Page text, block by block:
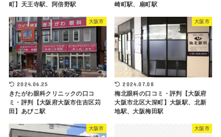
町】天王寺駅、阿倍野駅
崎町駅、扇町駅
大阪市
2024.06.25
きたがわ眼科クリニックの口コ
ミ・評判【大阪府大阪市住吉区苅
田】あびこ駅
大阪市
2024.07.08
梅北眼科の口コミ・評判【大阪府
大阪市北区大深町】大阪駅、北新
地駅、大阪梅田駅
大阪市 大阪市